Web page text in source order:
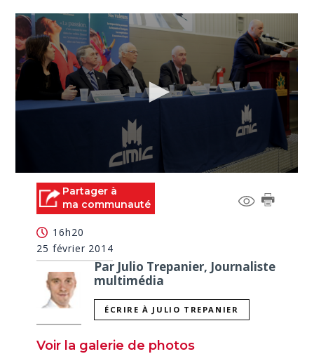
seconds
seconds
Partager à
ma communauté
16h20
25 février 2014
Par Julio Trepanier, Journaliste
multimédia
ÉCRIRE À JULIO TREPANIER
Voir la galerie de photos